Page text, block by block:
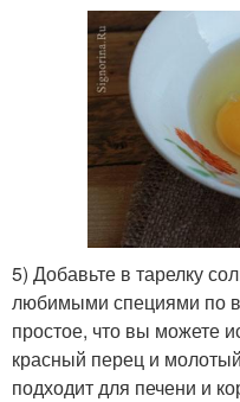
5) Добавьте в тарелку
любимыми специями по
простое, что вы можете
красный перец и
подходит для печени и